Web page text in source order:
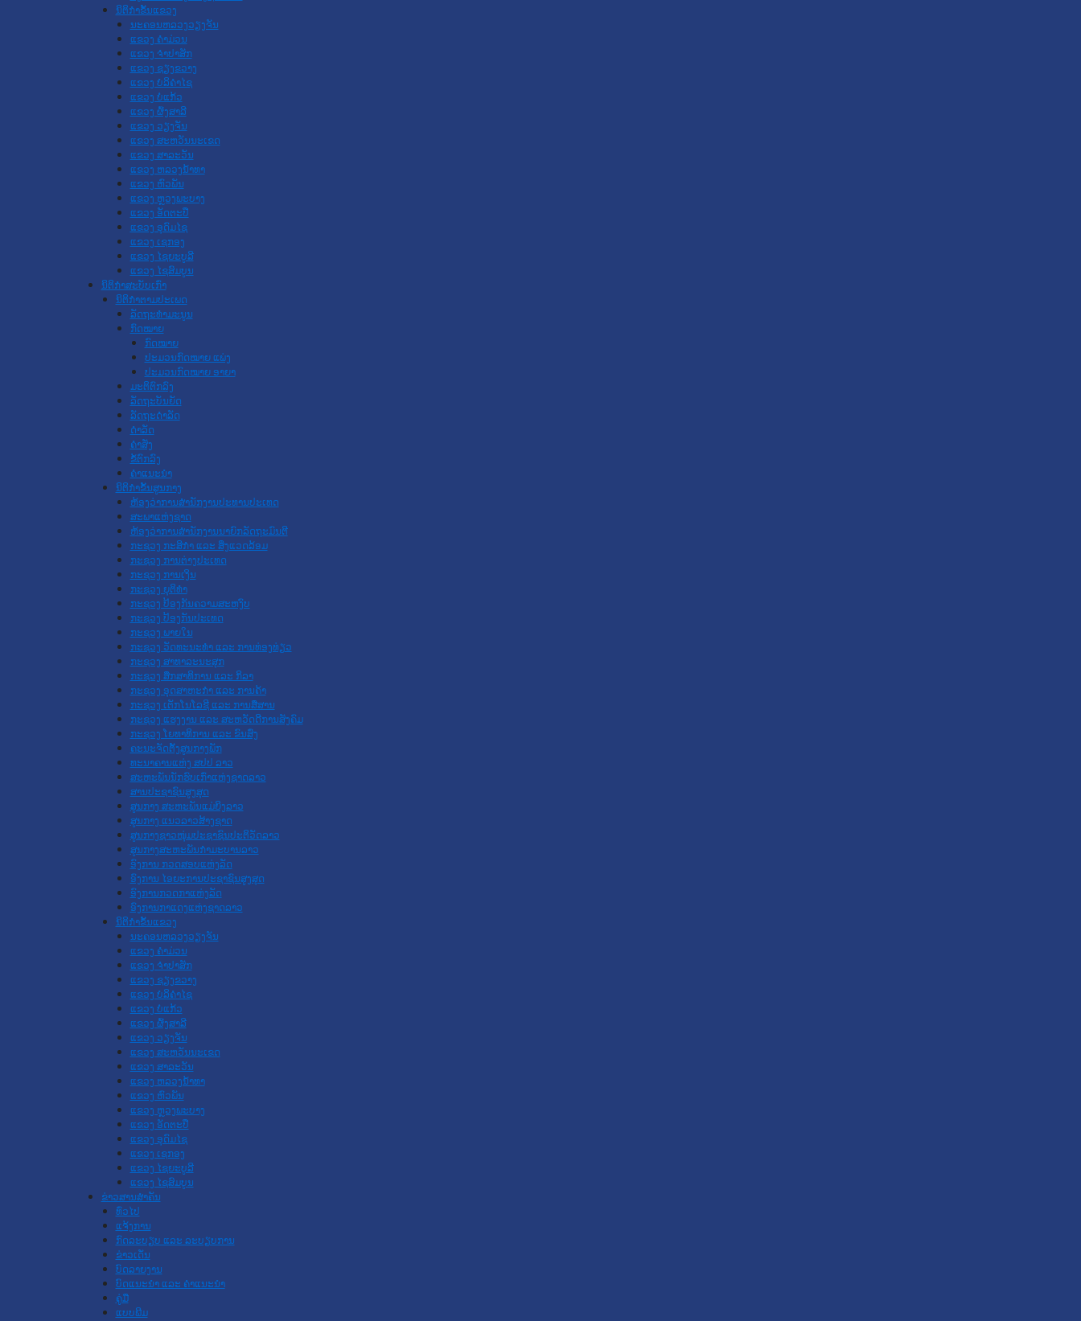
ນິຕິກໍາຂັ້ນແຂວງ
ນະ​ຄອນ​ຫລວງວຽງຈັນ
ແຂວງ ຄໍາມ່ວນ
ແຂວງ ຈໍາປາສັກ
ແຂວງ ຊຽງຂວາງ
ແຂວງ ບໍລິຄໍາໄຊ
ແຂວງ ບໍ່ແກ້ວ
ແຂວງ ຜົ້ງສາລີ
ແຂວງ ວຽງຈັນ
ແຂວງ ສະຫວັນນະເຂດ
ແຂວງ ສາລະວັນ
ແຂວງ ຫລວງນໍ້າທາ
ແຂວງ ຫົວພັນ
ແຂວງ ຫຼວງພະບາງ
ແຂວງ ອັດຕະປື
ແຂວງ ອຸດົມໄຊ
ແຂວງ ເຊກອງ
ແຂວງ ໄຊຍະບູລີ
ແຂວງ ໄຊສົມບູນ
ນິຕິກໍາສະບັບເກົ່າ
ນິຕິກຳຕາມປະເພດ
ລັດຖະທໍາມະນູນ
ກົດໝາຍ
ກົດໝາຍ
ປະມວນກົດໝາຍ ແພ່ງ
ປະມວນກົດໝາຍ ອາຍາ
ມະຕິຕົກລົງ
ລັດຖະບັນຍັດ
ລັດຖະດໍາລັດ
ດໍາລັດ
ຄໍາສັ່ງ
ຂໍ້ຕົກລົງ
ຄໍາແນະນໍາ
ນິຕິກໍາຂັ້ນສູນກາງ
ຫ້ອງວ່າການສໍານັກງານປະທານປະເທດ
ສະພາແຫ່ງຊາດ
ຫ້ອງວ່າການສຳນັກງານນາຍົກລັດຖະມົນຕີ
ກະຊວງ ກະສິກຳ ແລະ ສິ່ງແວດລ້ອມ
ກະຊວງ ການຕ່າງປະເທດ
ກະຊວງ ການເງິນ
ກະຊວງ ຍຸຕິທໍາ
ກະຊວງ ປ້ອງກັນຄວາມສະຫງົບ
ກະຊວງ ປ້ອງກັນປະເທດ
ກະຊວງ ພາຍໃນ
ກະຊວງ ວັດທະນະທຳ ແລະ ການທ່ອງທ່ຽວ
ກະຊວງ ສາທາລະນະສຸກ
ກະຊວງ ສຶກສາທິການ ແລະ ກິລາ
ກະຊວງ ອຸດສາຫະກຳ ແລະ ການຄ້າ
ກະຊວງ ເຕັກໂນໂລຊີ ແລະ ການສື່ສານ
ກະຊວງ ແຮງງານ ແລະ ສະຫວັດດີການສັງຄົມ
ກະຊວງ ໂຍທາທິການ ແລະ ຂົນສົ່ງ
ຄະນະຈັດຕັ້ງສູນກາງພັກ
ທະນາຄານແຫ່ງ ສປປ ລາວ
ສະຫະພັນນັກຮົບເກົ່າແຫ່ງຊາດລາວ
ສານປະຊາຊົນສູງສຸດ
ສູນກາງ ສະຫະພັນແມ່ຍິງລາວ
ສູນກາງ ແນວລາວສ້າງຊາດ
ສູນກາງຊາວໜຸ່ມປະຊາຊົນປະຕິວັດລາວ
ສູນກາງສະຫະພັນກຳມະບານລາວ
ອົງການ ກວດສອບແຫ່ງລັດ
ອົງການ ໄອຍະການປະຊາຊົນສູງສຸດ
ອົງການກວດກາແຫ່ງລັດ
ອົງການກາແດງແຫ່ງຊາດລາວ
ນິຕິກໍາຂັ້ນແຂວງ
ນະ​ຄອນ​ຫລວງວຽງຈັນ
ແຂວງ ຄໍາມ່ວນ
ແຂວງ ຈໍາປາສັກ
ແຂວງ ຊຽງຂວາງ
ແຂວງ ບໍລິຄໍາໄຊ
ແຂວງ ບໍ່ແກ້ວ
ແຂວງ ຜົ້ງສາລີ
ແຂວງ ວຽງຈັນ
ແຂວງ ສະຫວັນນະເຂດ
ແຂວງ ສາລະວັນ
ແຂວງ ຫລວງນໍ້າທາ
ແຂວງ ຫົວພັນ
ແຂວງ ຫຼວງພະບາງ
ແຂວງ ອັດຕະປື
ແຂວງ ອຸດົມໄຊ
ແຂວງ ເຊກອງ
ແຂວງ ໄຊຍະບູລີ
ແຂວງ ໄຊສົມບູນ
ຂ່າວສານສໍາຄັນ
​ທົ່ວ​ໄປ
ແຈ້ງການ
ກົດລະບຽບ ແລະ ລະບຽບການ
ຂ່າວເດັ່ນ
ບົດລາຍງານ
ບົດແນະນໍາ ແລະ ຄໍາແນະນໍາ
ຄູ່ມື
ແບບພີມ